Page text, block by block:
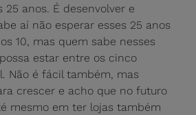
25 anos. É desenvolver e
aí não esperar esses 25 anos
10, mas quem sabe nesses
estar entre os cinco
Não é fácil também, mas
crescer e acho que no futuro
mesmo em ter lojas também